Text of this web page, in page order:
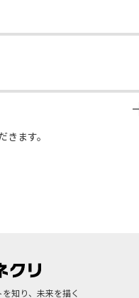
ます。
知り、未来を描く